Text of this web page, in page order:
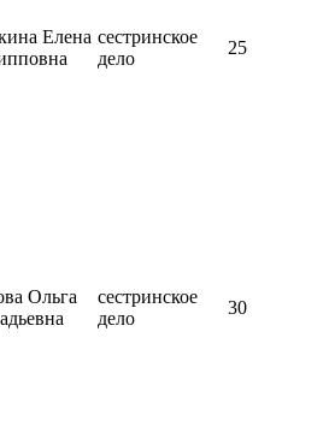
Елена сестринское
дело
25
Ольга
сестринское
дело
30